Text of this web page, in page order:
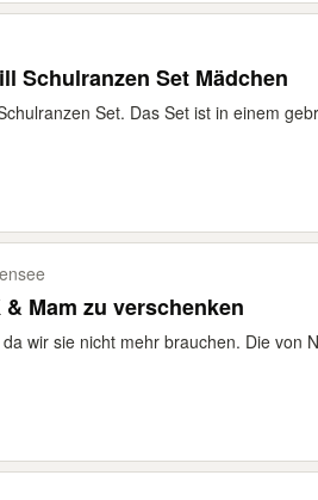
Schulranzen Set Mädchen
Set. Das Set ist in einem
Mam zu verschenken
wir sie nicht mehr brauchen. Die von